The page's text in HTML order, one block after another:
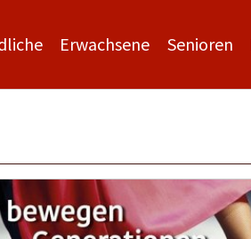
Erwachsene Senioren